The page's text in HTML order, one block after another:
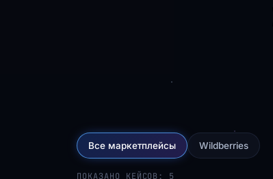
Все маркетплейсы Wildberries
ПОКАЗАНО КЕЙСОВ: 5